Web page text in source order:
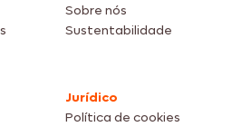
Sobre nós
Sustentabilidade
Jurídico
Política de cookies